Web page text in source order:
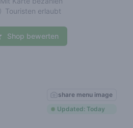
Touristen erlaubt
Shop bewerten
share menu image
Updated: Today